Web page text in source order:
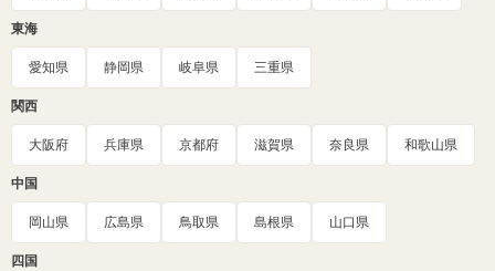
東海
愛知県 静岡県 岐阜県 三重県
関西
大阪府 兵庫県 京都府 滋賀県 奈良県 和歌山県
中国
岡山県 広島県 鳥取県 島根県 山口県
四国